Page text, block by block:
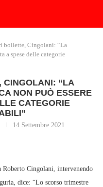
bollette, Cingolani: “La
a spese delle categorie
CINGOLANI: “LA
NON PUÒ ESSERE
CATEGORIE
14 Settembre 2021
Cingolani, intervenendo
dice: “Lo scorso trimestre